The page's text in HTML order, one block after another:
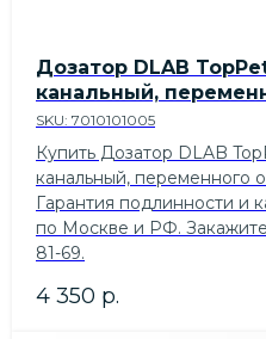
Дозатор DLAB
канальный,
SKU: 7010101005
Купить Дозатор DLAB
канальный, переменного
Гарантия подлинности и
по Москве и РФ.
81-69.
4 350 р.